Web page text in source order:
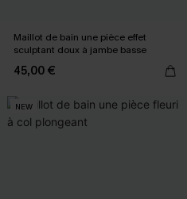
Maillot de bain une pièce effet
sculptant doux à jambe basse
45,00 €
NEW